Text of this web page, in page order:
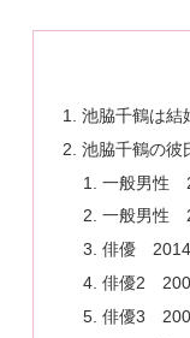
池脇千鶴は結
池脇千鶴の彼
一般男性
一般男性
俳優 2014
俳優2
俳優3